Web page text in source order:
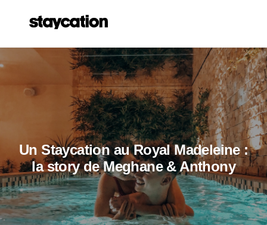
Un Staycation au Royal Madeleine :
la story de Meghane & Anthony